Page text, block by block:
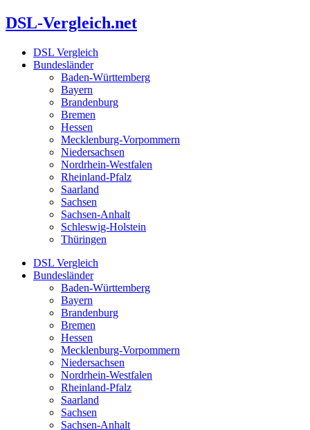
Zum
Inhalt
DSL-Vergleich.net
DSL Vergleich
Bundesländer
Baden-Württemberg
Bayern
Brandenburg
Bremen
Hessen
Mecklenburg-Vorpommern
Niedersachsen
Nordrhein-Westfalen
Rheinland-Pfalz
Saarland
Sachsen
Sachsen-Anhalt
Schleswig-Holstein
Thüringen
DSL Vergleich
Bundesländer
Baden-Württemberg
Bayern
Brandenburg
Bremen
Hessen
Mecklenburg-Vorpommern
Niedersachsen
Nordrhein-Westfalen
Rheinland-Pfalz
Saarland
Sachsen
Sachsen-Anhalt